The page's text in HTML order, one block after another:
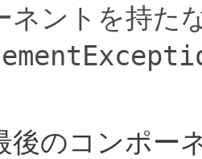
ネントを持た
後のコンポー